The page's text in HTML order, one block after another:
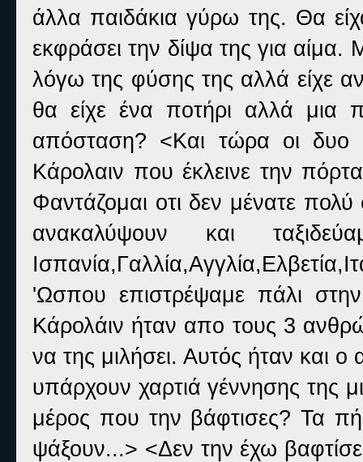
άλλα παιδάκια γύρω της. Θα
εκφράσει την δίψα της για αίμα.
λόγω της φύσης της αλλά είχε
θα είχε ένα ποτήρι αλλά μια
απόσταση? <Και τώρα οι δυο
Κάρολαιν που έκλεινε την
Φαντάζομαι οτι δεν μένατε
ανακαλύψουν και
'Ωσπου επιστρέψαμε πάλι
Κάρολάιν ήταν απο τους 3
να της μιλήσει. Αυτός ήταν και ο
υπάρχουν χαρτιά γέννησης της
μέρος που την βάφτισες? Τα
ψάξουν...> <Δεν την έχω